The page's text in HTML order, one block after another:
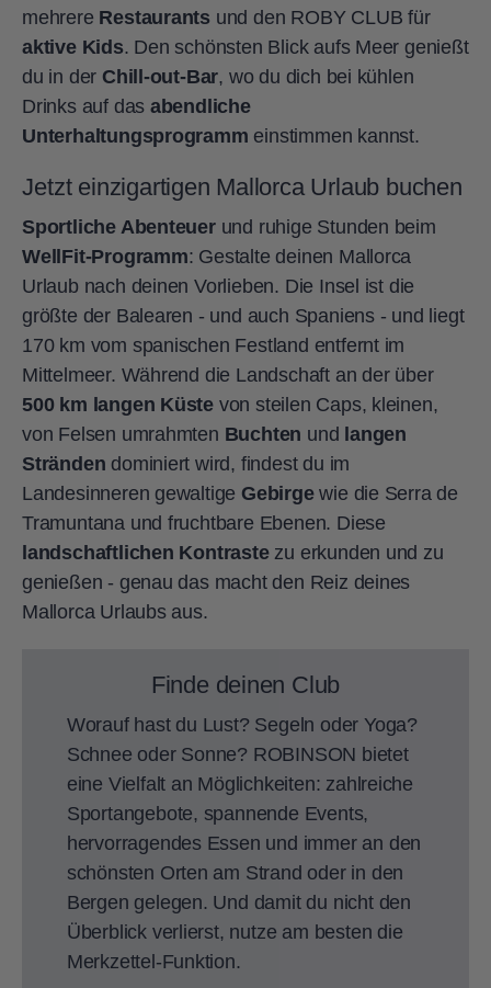
mehrere Restaurants und den ROBY CLUB für
aktive Kids. Den schönsten Blick aufs Meer genießt
du in der Chill-out-Bar, wo du dich bei kühlen
Drinks auf das abendliche
Unterhaltungsprogramm einstimmen kannst.
Jetzt einzigartigen Mallorca Urlaub buchen
Sportliche Abenteuer und ruhige Stunden beim
WellFit-Programm: Gestalte deinen Mallorca
Urlaub nach deinen Vorlieben. Die Insel ist die
größte der Balearen - und auch Spaniens - und liegt
170 km vom spanischen Festland entfernt im
Mittelmeer. Während die Landschaft an der über
500 km langen Küste von steilen Caps, kleinen,
von Felsen umrahmten Buchten und langen
Stränden dominiert wird, findest du im
Landesinneren gewaltige Gebirgewie die Serra de
Tramuntana und fruchtbare Ebenen. Diese
landschaftlichen Kontrastezu erkunden und zu
genießen - genau das macht den Reiz deines
Mallorca Urlaubs aus.
Finde deinen Club
Worauf hast du Lust? Segeln oder Yoga?
Schnee oder Sonne? ROBINSON bietet
eine Vielfalt an Möglichkeiten: zahlreiche
Sportangebote, spannende Events,
hervorragendes Essen und immer an den
schönsten Orten am Strand oder in den
Bergen gelegen. Und damit du nicht den
Überblick verlierst, nutze am besten die
Merkzettel-Funktion.